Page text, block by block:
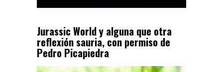
Jurassic World y alguna que otra
reflexión sauria, con permiso de
Pedro Picapiedra